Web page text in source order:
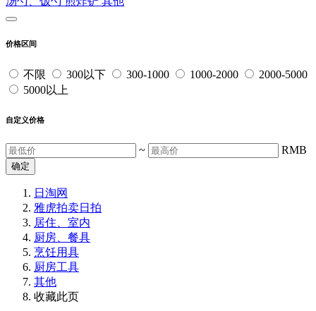
价格区间
不限 300以下 300-1000 1000-2000
2000-5000
5000以上
自定义价格
~ RMB
确定
日淘网
雅虎拍卖日拍
居住、室内
厨房、餐具
烹饪用具
厨房工具
其他
收藏此页